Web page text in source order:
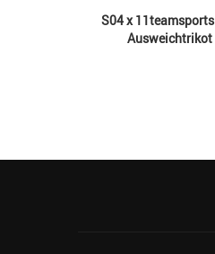
S04 x